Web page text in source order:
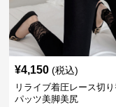
¥4,150 (税込)
リライブ着圧レース切
パッツ美脚美尻